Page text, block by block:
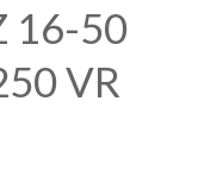
16-50
VR